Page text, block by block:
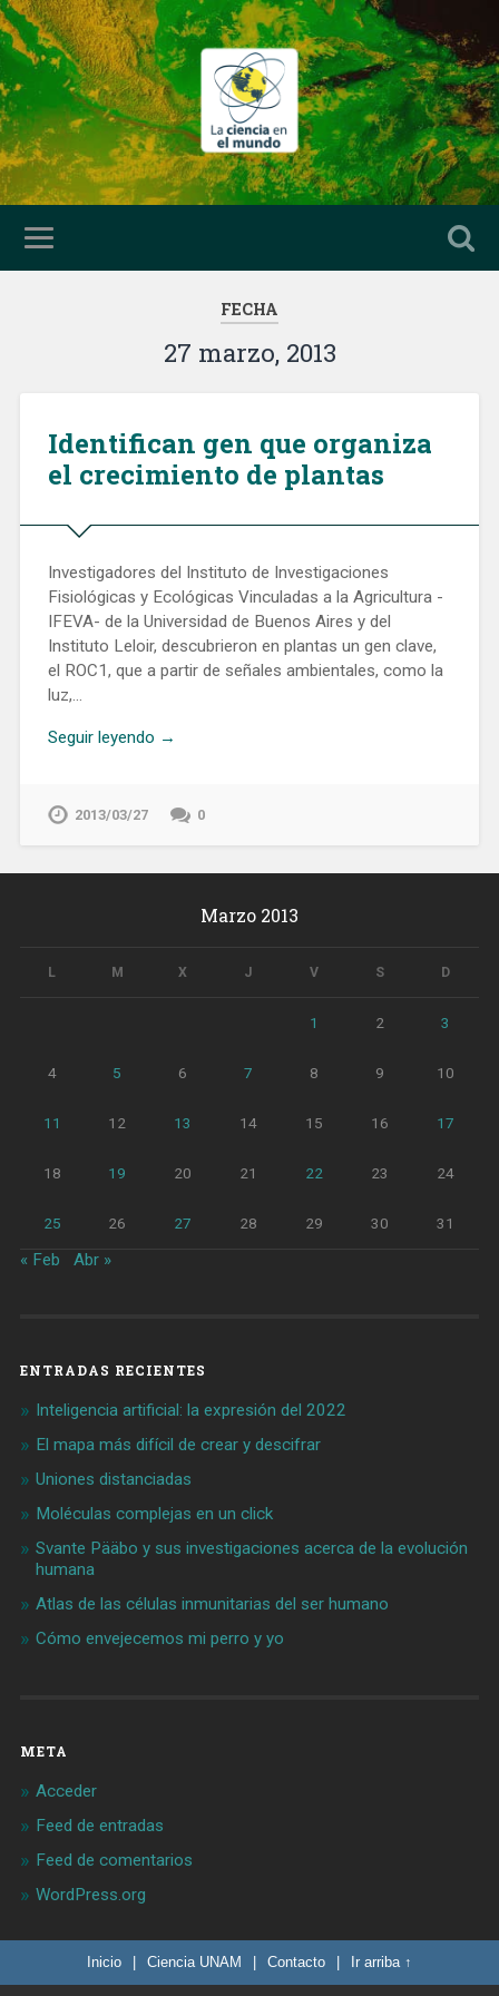
FECHA
27 marzo, 2013
Identifican gen que organiza
el crecimiento de plantas
Investigadores del Instituto de Investigaciones
Fisiológicas y Ecológicas Vinculadas a la Agricultura -
IFEVA- de la Universidad de Buenos Aires y del
Instituto Leloir, descubrieron en plantas un gen clave,
el ROC1, que a partir de señales ambientales, como la
luz,…
Seguir leyendo →
2013/03/27 0
Marzo 2013
L M X J V S D
1 2 3
4 5 6 7 8 9 10
11 12 13 14 15 16 17
18 19 20 21 22 23 24
25 26 27 28 29 30 31
« Feb Abr »
ENTRADAS RECIENTES
Inteligencia artificial: la expresión del 2022
El mapa más difícil de crear y descifrar
Uniones distanciadas
Moléculas complejas en un click
Svante Pääbo y sus investigaciones acerca de la evolución
humana
Atlas de las células inmunitarias del ser humano
Cómo envejecemos mi perro y yo
META
Acceder
Feed de entradas
Feed de comentarios
WordPress.org
Inicio Ciencia UNAM Contacto Ir arriba ↑